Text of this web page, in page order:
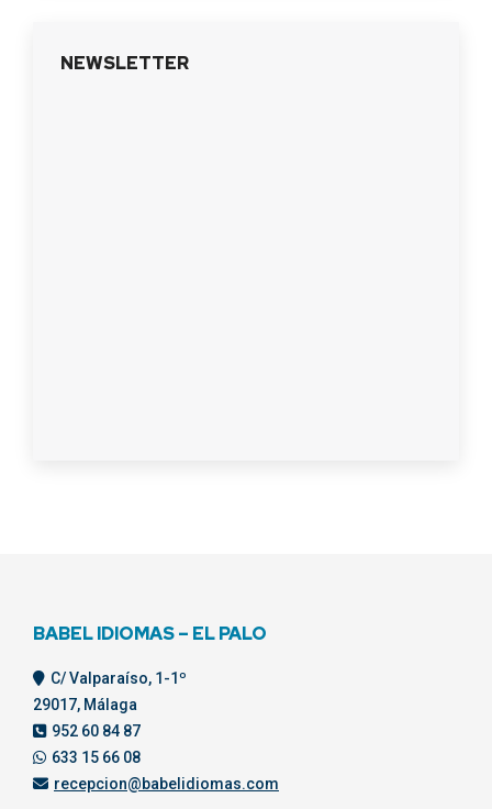
NEWSLETTER
BABEL IDIOMAS – EL PALO
C/ Valparaíso, 1-1º
29017, Málaga
952 60 84 87
633 15 66 08
recepcion@babelidiomas.com